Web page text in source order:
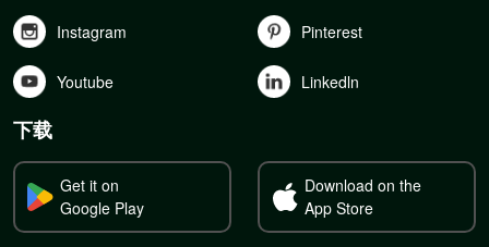
Instagram Pinterest
Youtube Linkedln
下载
Get it on
Google Play
Download on the
App Store